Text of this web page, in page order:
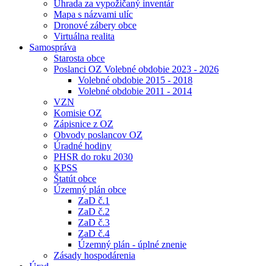
Úhrada za vypožičaný inventár
Mapa s názvami ulíc
Dronové zábery obce
Virtuálna realita
Samospráva
Starosta obce
Poslanci OZ Volebné obdobie 2023 - 2026
Volebné obdobie 2015 - 2018
Volebné obdobie 2011 - 2014
VZN
Komisie OZ
Zápisnice z OZ
Obvody poslancov OZ
Úradné hodiny
PHSR do roku 2030
KPSS
Štatút obce
Územný plán obce
ZaD č.1
ZaD č.2
ZaD č.3
ZaD č.4
Územný plán - úplné znenie
Zásady hospodárenia